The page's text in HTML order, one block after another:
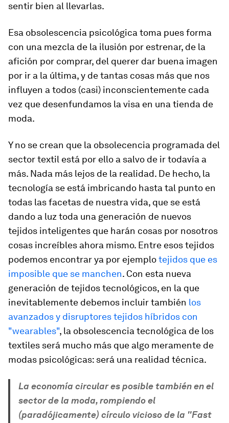
sentir bien al llevarlas.
Esa obsolescencia psicológica toma pues forma
con una mezcla de la ilusión por estrenar, de la
afición por comprar, del querer dar buena imagen
por ir a la última, y de tantas cosas más que nos
influyen a todos (casi) inconscientemente cada
vez que desenfundamos la visa en una tienda de
moda.
Y no se crean que la obsolecencia programada del
sector textil está por ello a salvo de ir todavía a
más. Nada más lejos de la realidad. De hecho, la
tecnología se está imbricando hasta tal punto en
todas las facetas de nuestra vida, que se está
dando a luz toda una generación de nuevos
tejidos inteligentes que harán cosas por nosotros
cosas increíbles ahora mismo. Entre esos tejidos
podemos encontrar ya por ejemplotejidos que es
imposible que se manchen. Con esta nueva
generación de tejidos tecnológicos, en la que
inevitablemente debemos incluir también los
avanzados y disruptores tejidos híbridos con
"wearables", la obsolescencia tecnológica de los
textiles será mucho más que algo meramente de
modas psicológicas: será una realidad técnica.
La economía circular es posible también en el
sector de la moda, rompiendo el
(paradójicamente) círculo vicioso de la "Fast